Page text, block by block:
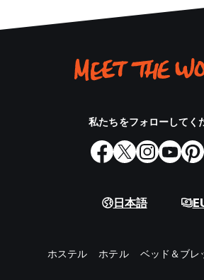
私たちをフォローしてく
日本語
ホステル ホテル ベッド＆ブレ